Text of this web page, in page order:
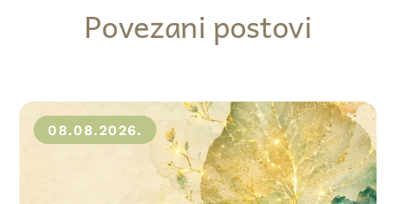
Povezani postovi
08.08.2026.